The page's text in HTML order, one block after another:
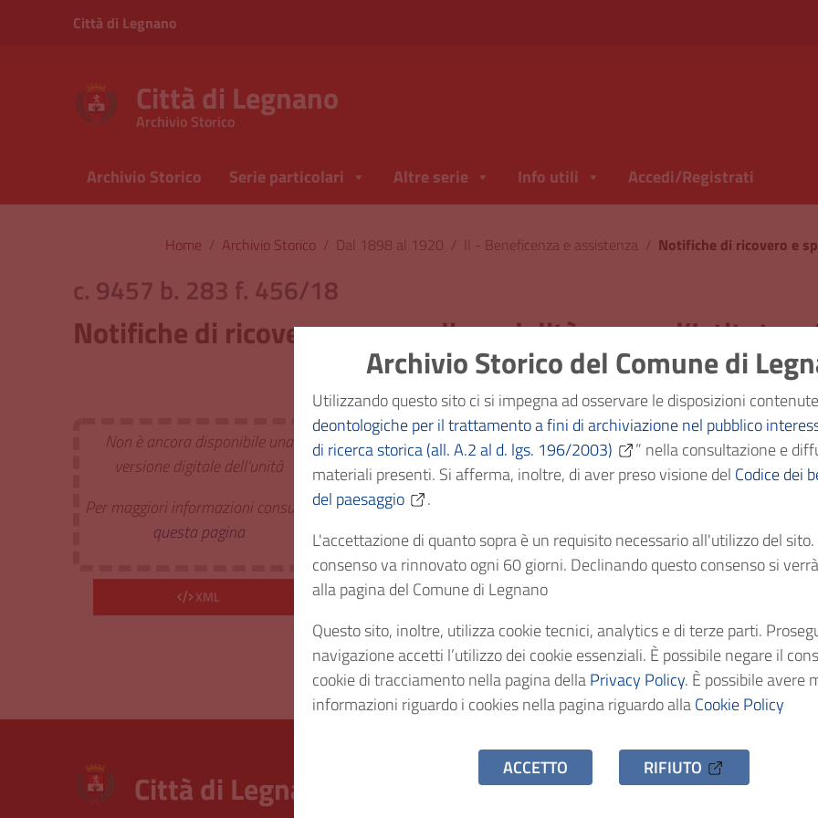
Archivio Storico del Comune di
Utilizzando questo sito ci si impegna ad osservare le disposizioni
deontologiche per il trattamento a fini di archiviazione nel pubblico
di ricerca storica (all. A.2 al d. lgs. 196/2003)
” nella consultazione e
materiali presenti. Si afferma, inoltre, di aver preso visione del Codice dei
del paesaggio
.
L'accettazione di quanto sopra è un requisito necessario all'utilizzo del
consenso va rinnovato ogni 60 giorni. Declinando questo consenso si
alla pagina del Comune di Legnano
Questo sito, inoltre, utilizza cookie tecnici, analytics e di terze parti.
navigazione accetti l’utilizzo dei cookie essenziali. È possibile negare il
cookie di tracciamento nella pagina dellaPrivacy Policy. È possibile avere
informazioni riguardo i cookies nella pagina riguardo allaCookie Policy
ACCETTO RIFIUTO
Vai ai contenuti
Vai al menu di navigazione
Città di Legnano
Città di Legnano
Archivio Storico
Archivio Storico Serie particolari Altre serie Info utili Accedi/Registrati
Home / Archivio Storico / Dal 1898 al 1920 / II - Beneficenza e assistenza /
c. 9457 b. 283 f. 456/18
Notifiche di ricovero e spese di spedalità presso l’Istituto
Non è ancora disponibile una
versione digitale dell'unità
Per maggiori informazioni consulta
questa pagina
XML
Classificazione II - Beneficenza e
Estr. Cronologici 1901
Cod. Identificativo
Consistenza 1 fascicolo
Diritto d'accesso Uso pubblico
Città di Legnano – Archivio Storico